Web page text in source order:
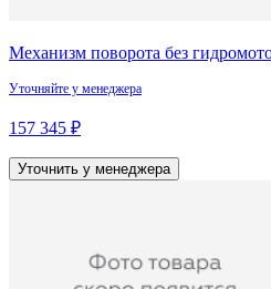
Механизм поворота без
Уточняйте у менеджера
157 345 ₽
Уточнить у менеджера